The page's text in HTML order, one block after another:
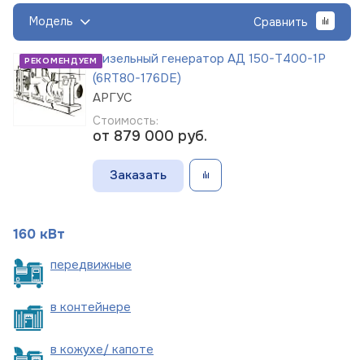
Модель Сравнить
РЕКОМЕНДУЕМДизельный генератор АД 150-Т400-1Р
(6RT80-176DE)
АРГУС
Стоимость:
от 879 000 руб.
Заказать
160 кВт
передвижные
в контейнере
в кожухе/ капоте